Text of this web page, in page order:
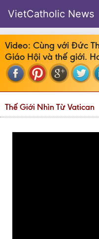
VietCatholic News
Video: Cùng với Đức
Giáo Hội và thế giới.
Thế Giới Nhìn Từ Vatican